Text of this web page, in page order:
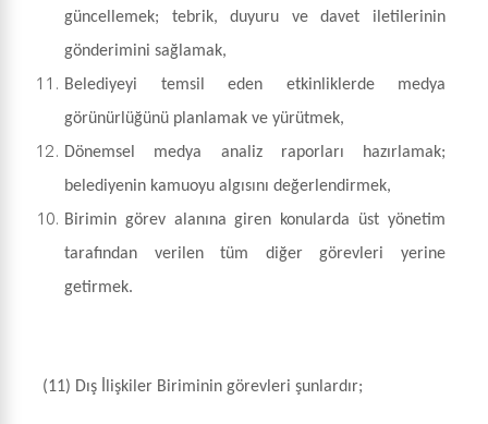
güncellemek; tebrik, duyuru ve davet iletilerinin
gönderimini sağlamak,
Belediyeyi temsil eden etkinliklerde medya
görünürlüğünü planlamak ve yürütmek,
Dönemsel medya analiz raporları hazırlamak;
belediyenin kamuoyu algısını değerlendirmek,
Birimin görev alanına giren konularda üst yönetim
tarafından verilen tüm diğer görevleri yerine
getirmek.
(11) Dış İlişkiler Biriminin görevleri şunlardır;